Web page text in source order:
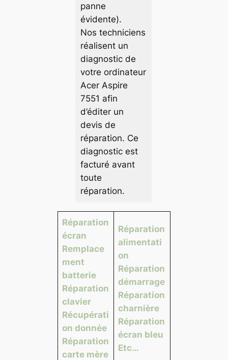
panne
évidente).
Nos techniciens
réalisent un
diagnostic de
votre ordinateur
Acer Aspire
7551 afin
d’éditer un
devis de
réparation. Ce
diagnostic est
facturé avant
toute
réparation.
Réparation
écran
Remplace
ment
batterie
Réparation
clavier
Récupérati
on donnée
Réparation
carte mère
Réparation
alimentati
on
Réparation
démarrage
Réparation
charnière
Réparation
écran bleu
Etc…